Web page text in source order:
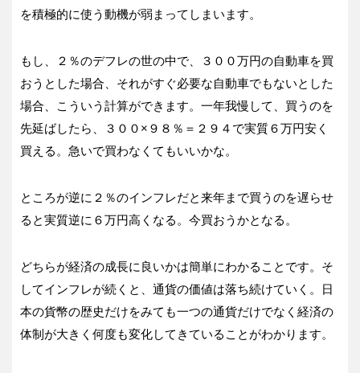
を積極的に使う動機が弱まってしまいます。
もし、２％のデフレの世の中で、３００万円の自動車を買
おうとした場合、それがすぐ必要な自動車でもないとした
場合、こういう計算ができます。一年我慢して、買うのを
先延ばしたら、３００×９８％＝２９４で実質６万円安く
買える。急いで買わなくてもいいかな。
ところが逆に２％のインフレだと来年まで買うのを遅らせ
ると実質逆に６万円高くなる。今買おうかとなる。
どちらが経済の成長に良いかは簡単にわかることです。そ
してインフレが続くと、通貨の価値は落ち続けていく。日
本の貨幣の歴史だけをみても一つの通貨だけでなく経済の
体制が大きく何度も変化してきていることがわかります。